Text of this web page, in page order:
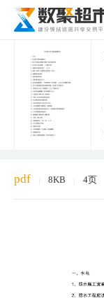
pdf 8KB 4页